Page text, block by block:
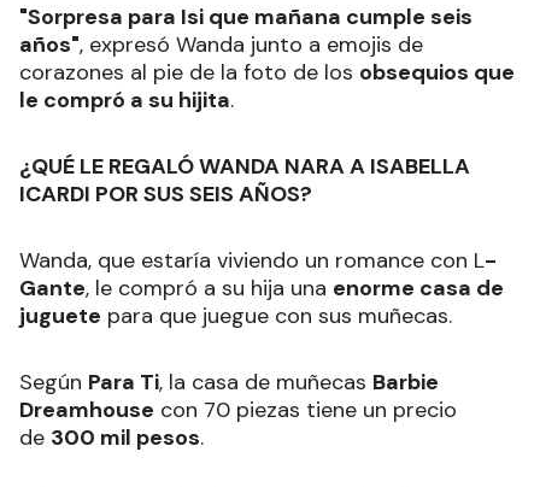
"Sorpresa para Isi que mañana cumple seis
años", expresó Wanda junto a emojis de
corazones al pie de la foto de los obsequios que
le compró a su hijita.
¿QUÉ LE REGALÓ WANDA NARA A ISABELLA
ICARDI POR SUS SEIS AÑOS?
Wanda, que estaría viviendo un romance con L-
Gante, le compró a su hija una enorme casa de
juguete para que juegue con sus muñecas.
Según Para Ti, la casa de muñecas Barbie
Dreamhouse con 70 piezas tiene un precio
de 300 mil pesos.